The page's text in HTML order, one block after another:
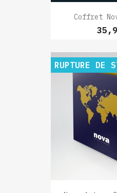
Coffret
Prix
RUPTURE DE